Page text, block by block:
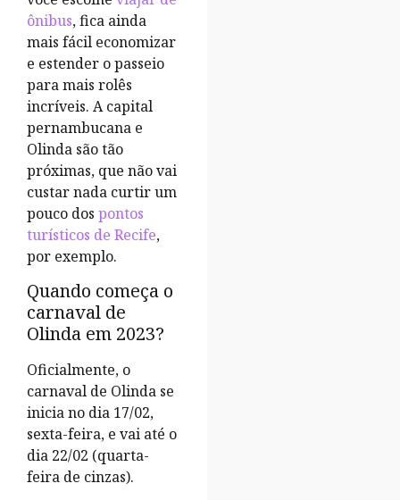
ônibus, fica ainda
mais fácil economizar
e estender o passeio
para mais rolês
incríveis. A capital
pernambucana e
Olinda são tão
próximas, que não vai
custar nada curtir um
pouco dos pontos
turísticos de Recife,
por exemplo.
Quando começa o
carnaval de
Olinda em 2023?
Oficialmente, o
carnaval de Olinda se
inicia no dia 17/02,
sexta-feira, e vai até o
dia 22/02 (quarta-
feira de cinzas).